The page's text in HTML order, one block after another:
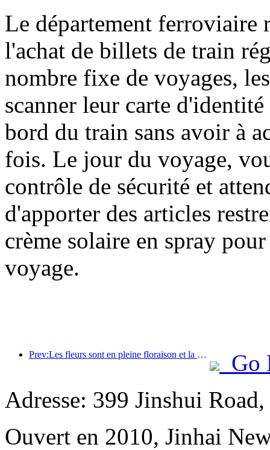
Le département ferroviaire
l'achat de billets de train
nombre fixe de voyages,
scanner leur carte
bord du train sans avoir à
fois. Le jour du voyage,
contrôle de sécurité et
d'apporter des articles
crème solaire en spray
voyage.
Prev:Les fleurs sont en pleine floraison et la poésie est appréciée ensemble : le festival de la déesse des fleurs Ten-Li démarre en beauté !
Go
Adresse: 399 Jinshui
Ouvert en 2010, Jinhai